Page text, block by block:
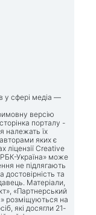
у сфері медіа —
версію
порталу -
належать їх
яких є
ліцензії Creative
Україна» може
не підлягають
та
Матеріали,
«Партнерський
розміщуються на
які досягли 21-